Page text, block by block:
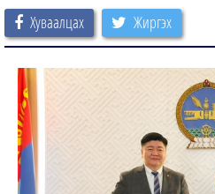
Хуваалцах Жиргэх